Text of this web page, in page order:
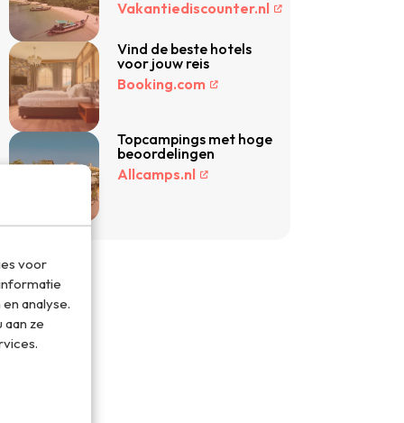
voor
analyse.
ze
Vakantiediscounter.nl
Vind de beste hotels
voor jouw reis
Booking.com
Topcampings met hoge
beoordelingen
Allcamps.nl